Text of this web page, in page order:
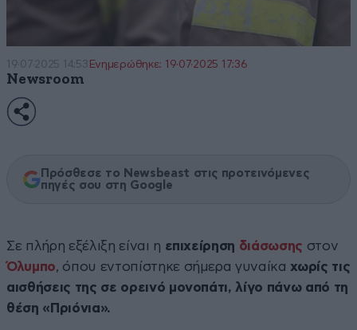
19·07·2025 14:53 Ενημερώθηκε: 19·07·2025 17:36
Newsroom
Πρόσθεσε το Newsbeast στις προτεινόμενες
πηγές σου στη Google
Σε πλήρη εξέλιξη είναι η επιχείρηση διάσωσης στον
Όλυμπο, όπου εντοπίστηκε σήμερα γυναίκα χωρίς τις
αισθήσεις της σε ορεινό μονοπάτι, λίγο πάνω από τη
θέση «Πριόνια».